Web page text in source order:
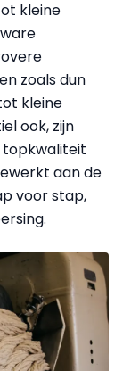
kleine
zoals dun
kleine
ook, zijn
aan de
voor stap,